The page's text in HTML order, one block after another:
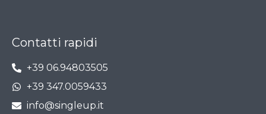
Contatti rapidi
+39 06.94803505
+39 347.0059433
info@singleup.it